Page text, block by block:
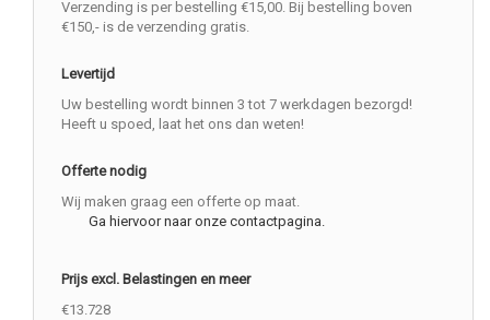
Verzending is per bestelling €15,00. Bij bestelling boven
€150,- is de verzending gratis.
Levertijd
Uw bestelling wordt binnen 3 tot 7 werkdagen bezorgd!
Heeft u spoed, laat het ons dan weten!
Offerte nodig
Wij maken graag een offerte op maat.
Ga hiervoor naar onze contactpagina.
Prijs excl. Belastingen en meer
€13.728